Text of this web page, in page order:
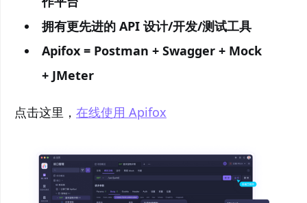
拥有更先进的 API 设计/开发/测试工具
Apifox = Postman + Swagger + Mock
+ JMeter
点击这里， 在线使用 Apifox